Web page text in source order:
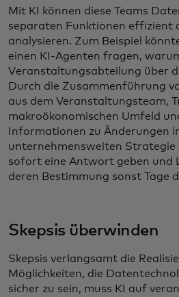
Mit KI können diese Teams
separaten Funktionen effizient
analysieren. Zum Beispiel
einen KI-Agenten fragen,
Veranstaltungsabteilung über
Durch die Zusammenführung
aus dem Veranstaltungsteam,
makroökonomischen Umfeld
Informationen zu Änderungen
unternehmensweiten Strategie
sofort eine Antwort geben und
deren Bestimmung sonst Tage
Skepsis überwinden
Skepsis verlangsamt die
Möglichkeiten, die
sicher zu sein, muss KI auf